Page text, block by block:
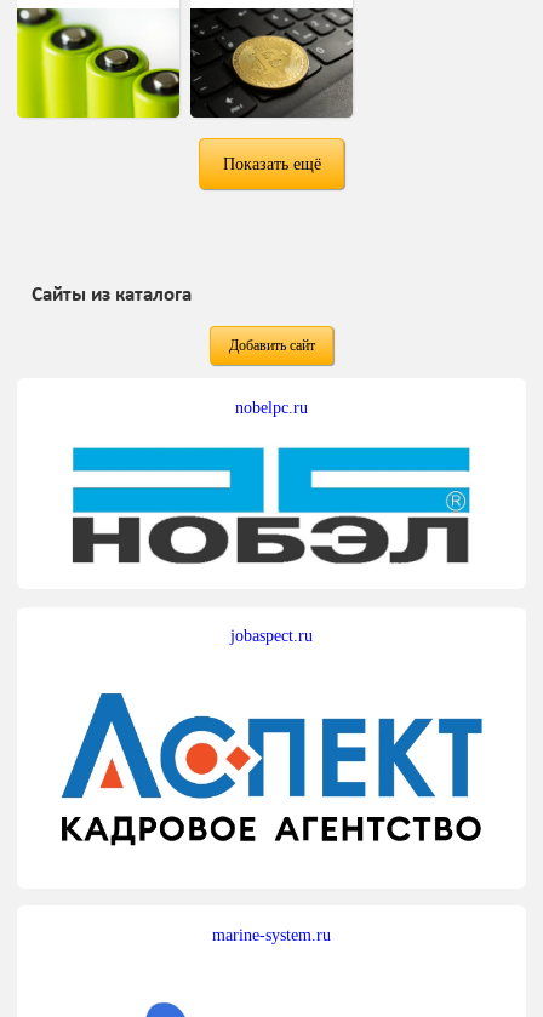
Показать ещё
Сайты из каталога
Добавить сайт
nobelpc.ru
jobaspect.ru
marine-system.ru